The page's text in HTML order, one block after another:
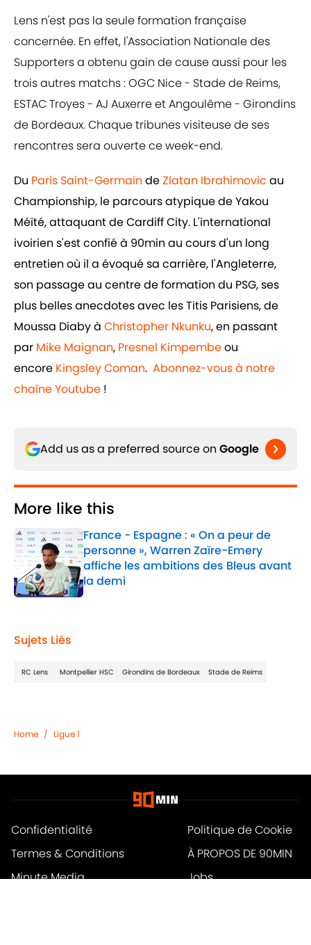
Lens n'est pas la seule formation française
concernée. En effet, l'Association Nationale des
Supporters a obtenu gain de cause aussi pour les
trois autres matchs : OGC Nice - Stade de Reims,
ESTAC Troyes - AJ Auxerre et Angoulême - Girondins
de Bordeaux. Chaque tribunes visiteuse de ses
rencontres sera ouverte ce week-end.
Du Paris Saint-Germain deZlatan Ibrahimovic au
Championship, le parcours atypique de Yakou
Méïté, attaquant de Cardiff City. L'international
ivoirien s'est confié à 90min au cours d'un long
entretien où il a évoqué sa carrière, l'Angleterre,
son passage au centre de formation du PSG, ses
plus belles anecdotes avec les Titis Parisiens, de
Moussa Diaby à Christopher Nkunku, en passant
par Mike Maignan, Presnel Kimpembeou
encore Kingsley Coman. Abonnez-vous à notre
chaîne Youtube !
Add us as a preferred source on Google
More like this
France - Espagne : « On a peur de
personne », Warren Zaïre-Emery
affiche les ambitions des Bleus avant
la demi
Published by on Invalid Date
Sujets Liés
RC Lens Montpellier HSC Girondins de Bordeaux Stade de Reims
Home / Ligue 1
Confidentialité
Politique de Cookie
Termes & Conditions
À PROPOS DE 90MIN
Minute Media
Jobs